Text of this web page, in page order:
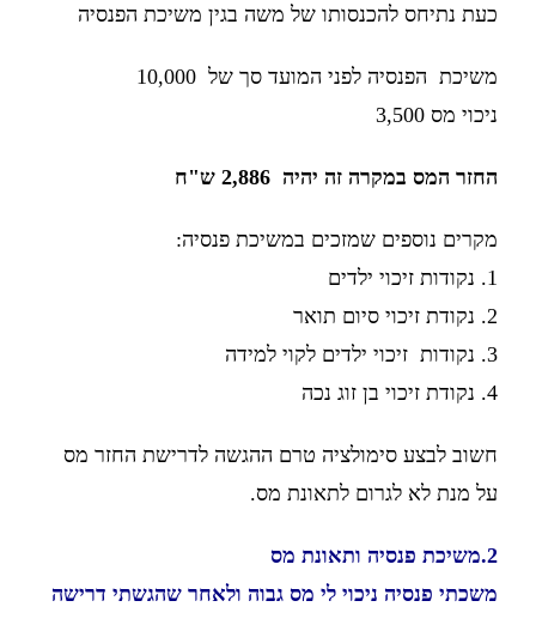
כעת נתיחס להכנסותו של משה בגין משיכת הפנסיה
משיכת הפנסיה לפני המועד סך של 10,000
ניכוי מס 3,500
החזר המס במקרה זה יהיה 2,886 ש"ח
מקרים נוספים שמזכים במשיכת פנסיה:
1. נקודות זיכוי ילדים
2. נקודת זיכוי סיום תואר
3. נקודות זיכוי ילדים לקוי למידה
4. נקודת זיכוי בן זוג נכה
חשוב לבצע סימולציה טרם ההגשה לדרישת החזר מס
על מנת לא לגרום לתאונת מס.
2.משיכת פנסיה ותאונת מס
משכתי פנסיה ניכוי לי מס גבוה ולאחר שהגשתי דרישה